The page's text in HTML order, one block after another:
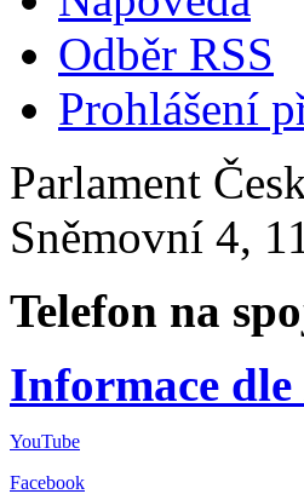
Odběr RSS
Prohlášení
Parlament
Sněmovní 4,
Telefon na
Informace dle
YouTube
Facebook